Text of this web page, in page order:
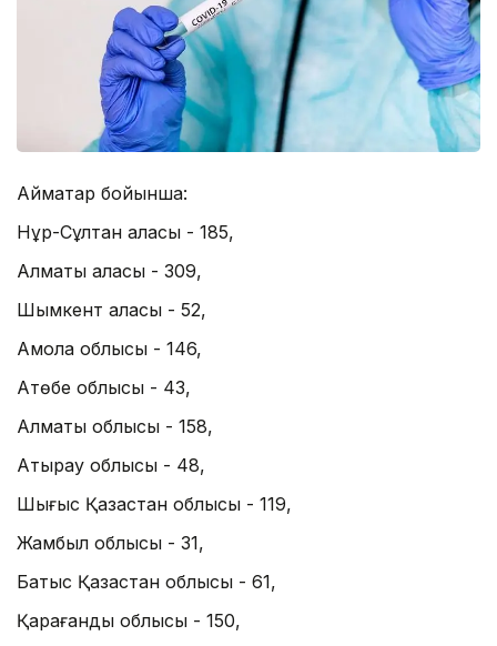
Аймақтар бойынша:
Нұр-Сұлтан қаласы - 185,
Алматы қаласы - 309,
Шымкент қаласы - 52,
Ақмола облысы - 146,
Ақтөбе облысы - 43,
Алматы облысы - 158,
Атырау облысы - 48,
Шығыс Қазақстан облысы - 119,
Жамбыл облысы - 31,
Батыс Қазақстан облысы - 61,
Қарағанды облысы - 150,